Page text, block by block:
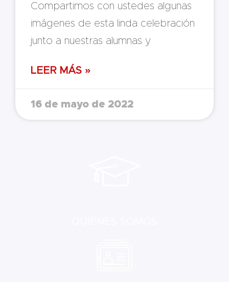
Compartimos con ustedes algunas
imágenes de esta linda celebración
junto a nuestras alumnas y
LEER MÁS »
16 de mayo de 2022